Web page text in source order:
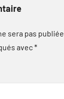
sera pas publiée.
avec*